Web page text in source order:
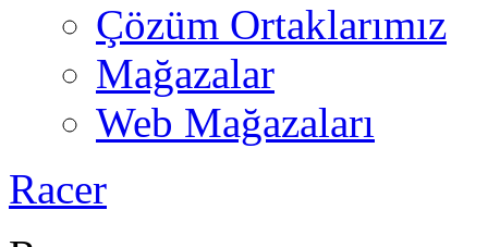
Çözüm Ortaklarımız
Mağazalar
Web Mağazaları
Racer